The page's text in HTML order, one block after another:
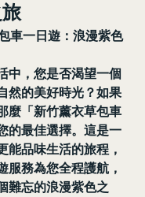
車一日遊：浪漫紫色
中，您是否渴望一個
然的美好時光？如果
麼「新竹薰衣草包車
的最佳選擇。這是一
能品味生活的旅程，
服務為您全程護航，
難忘的浪漫紫色之